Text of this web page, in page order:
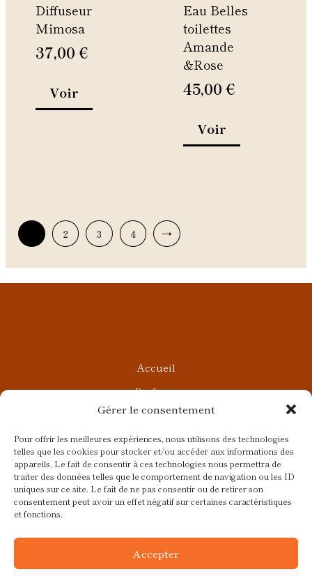
Gérer le consentement
Pour offrir les meilleures expériences, nous utilisons des technologies
telles que les cookies pour stocker et/ou accéder aux informations des
appareils. Le fait de consentir à ces technologies nous permettra de
traiter des données telles que le comportement de navigation ou les ID
uniques sur ce site. Le fait de ne pas consentir ou de retirer son
consentement peut avoir un effet négatif sur certaines caractéristiques
et fonctions.
Accepter
Diffuseur
Mimosa
37,00€
Voir
Eau Belles
toilettes
Amande
&Rose
45,00 €
Voir
choisies
2 3 4 →
Accueil
Parfums
Ateliers privés
Rendez-vous Beauté
Rendez-vous Parfumés
Contact
Blog